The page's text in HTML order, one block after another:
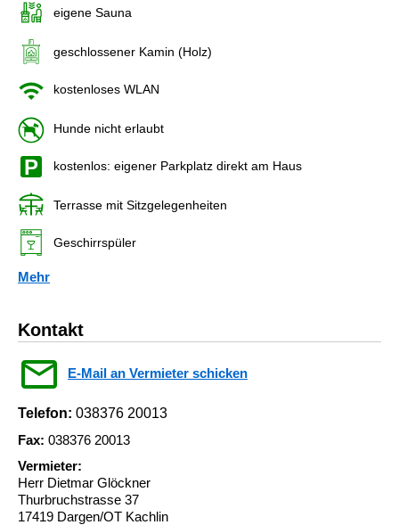
eigene Sauna
geschlossener Kamin (Holz)
kostenloses WLAN
Hunde nicht erlaubt
kostenlos: eigener Parkplatz direkt am Haus
Terrasse mit Sitzgelegenheiten
Geschirrspüler
Mehr
Kontakt
E-Mail an Vermieter schicken
Telefon: 038376 20013
Fax: 038376 20013
Vermieter:
Herr Dietmar Glöckner
Thurbruchstrasse 37
17419 Dargen/OT Kachlin